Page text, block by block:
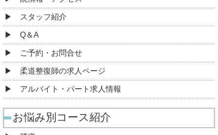
スタッフ紹介
Q＆A
ご予約・お問合せ
柔道整復師の求人ページ
アルバイト・パート求人情報
お悩み別コース紹介